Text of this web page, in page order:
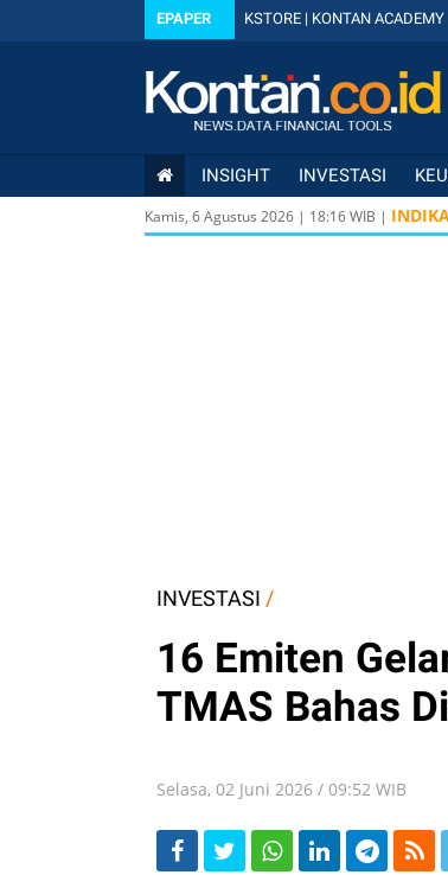
EPAPER KSTORE | KONTAN ACADEMY
INSIGHT INVESTASI
Kamis, 6 Agustus 2026 | 18:16WIB |
INVESTASI /
16 Emiten
TMAS Bahas
Selasa, 02 Juni 2026 / 09:52 WIB